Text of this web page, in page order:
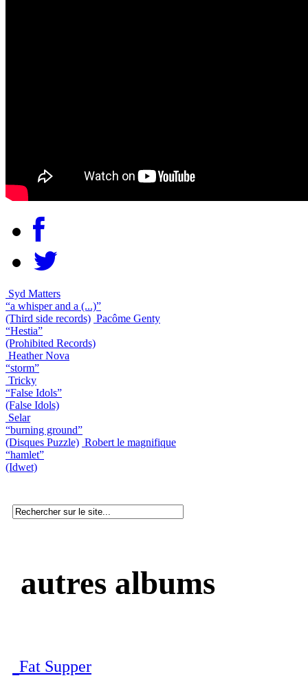
Syd Matters
“a whisper and a (...)”
(Third side records) Pacôme Genty
“Hestia”
(Prohibited Records)
Heather Nova
“storm”
Tricky
“False Idols”
(False Idols)
Selar
“burning ground”
(Disques Puzzle) Robert le magnifique
“hamlet”
(Idwet)
autres albums
Fat Supper